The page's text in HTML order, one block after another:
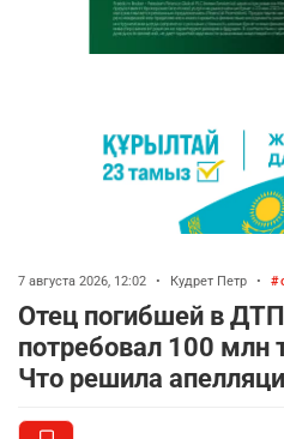
7 августа 2026, 12:02 • Кудрет Петр •
Отец погибшей в
потребовал 100 млн
Что решила